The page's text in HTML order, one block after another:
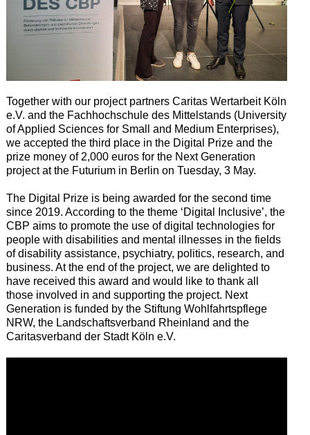
Together with our project partners Caritas Wertarbeit Köln
e.V. and the Fachhochschule des Mittelstands (University
of Applied Sciences for Small and Medium Enterprises),
we accepted the third place in the Digital Prize and the
prize money of 2,000 euros for the Next Generation
project at the Futurium in Berlin on Tuesday, 3 May.
The Digital Prize isbeing awarded for the second time
since2019. According tothe theme ‘Digital Inclusive’, the
CBP aims to promote the use of digital technologies for
people with disabilities and mental illnesses in the fields
of disability assistance, psychiatry, politics, research, and
business. At the end of the project, we are delighted to
have received this award and would like to thank all
those involved in and supporting the project. Next
Generation is funded by the Stiftung Wohlfahrtspflege
NRW, the Landschaftsverband Rheinland and the
Caritasverband der Stadt Köln e.V.